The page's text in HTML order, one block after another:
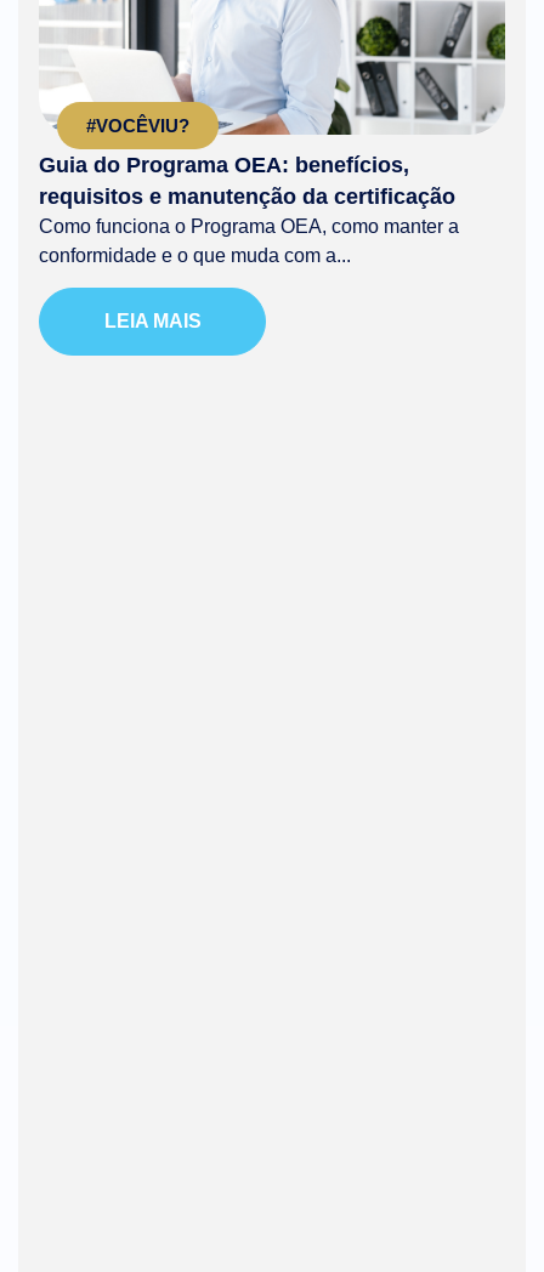
#VOCÊVIU?
Guia do Programa OEA: benefícios,
requisitos e manutenção da certificação
Como funciona o Programa OEA, como manter a
conformidade e o que muda com a...
LEIA MAIS